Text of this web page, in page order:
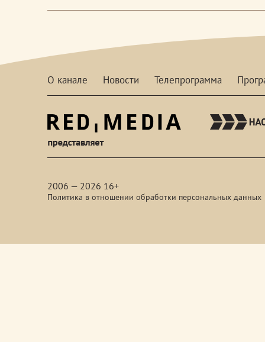
О канале Новости Телепрограмма
2006 — 2026 16+
Политика в отношении обработки персональных данных